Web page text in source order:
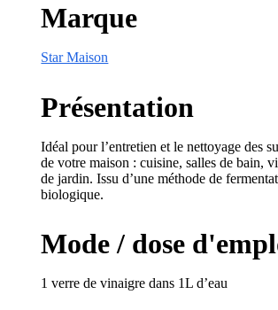
Marque
Star Maison
Présentation
Idéal pour l’entretien et le nettoyage des
de votre maison : cuisine, salles de bain,
de jardin. Issu d’une méthode de
biologique.
Mode / dose
1 verre de vinaigre dans 1L d’eau